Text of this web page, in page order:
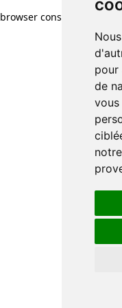
pour
de
vous
browser console for more